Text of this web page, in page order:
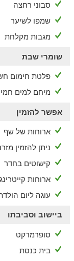
סבוני רחצה
שמפו לשיער
מגבות מקלחת
שומרי שבת
פלטת חימום
מיחם למים
אפשר להזמין
ארוחות של שף
ניתן להזמין
קישוטים בחדר
ארוחות קייטרינג
עוגה ליום
ביישוב וסביבתו
סופרמרקט
בית כנסת